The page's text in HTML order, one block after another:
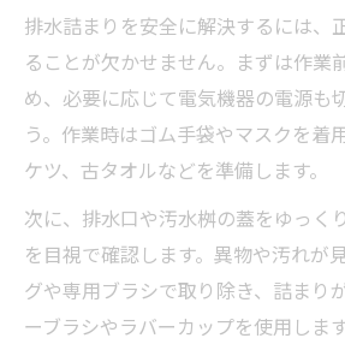
排水詰まりを安全に解決するには、
ることが欠かせません。まずは作業
め、必要に応じて電気機器の電源も
う。作業時はゴム手袋やマスクを着
ケツ、古タオルなどを準備します。
次に、排水口や汚水桝の蓋をゆっく
を目視で確認します。異物や汚れが
グや専用ブラシで取り除き、詰まり
ーブラシやラバーカップを使用しま